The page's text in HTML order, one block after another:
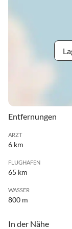
Entfernungen
ARZT
6 km
FLUGHAFEN
65 km
WASSER
800 m
In der Nähe